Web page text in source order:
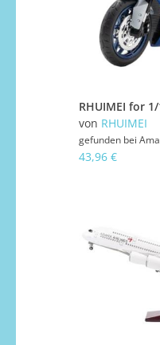
von RHUIMEI
gefunden bei
43,96 €